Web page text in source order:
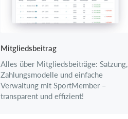
Mitgliedsbeitrag
Alles über Mitgliedsbeiträge: Satzung,
Zahlungsmodelle und einfache
Verwaltung mit SportMember –
transparent und effizient!